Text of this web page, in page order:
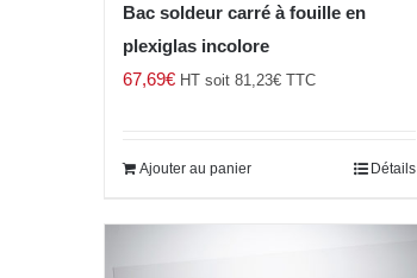
Bac soldeur carré à fouille en
plexiglas incolore
67,69€ HT soit 81,23€ TTC
Ajouter au panier Détails